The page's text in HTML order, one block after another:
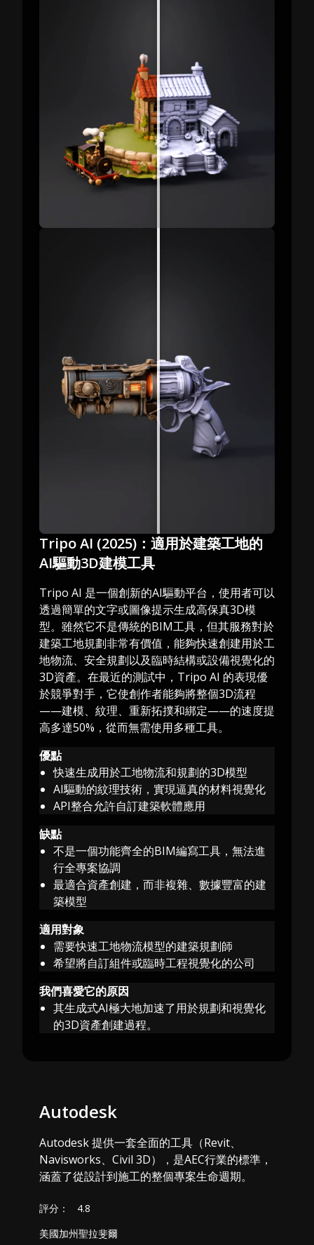
Tripo AI (2025)：適用於建築工地的
AI驅動3D建模工具
Tripo AI 是一個創新的AI驅動平台，使用者可以
透過簡單的文字或圖像提示生成高保真3D模
型。雖然它不是傳統的BIM工具，但其服務對於
建築工地規劃非常有價值，能夠快速創建用於工
地物流、安全規劃以及臨時結構或設備視覺化的
3D資產。在最近的測試中，Tripo AI 的表現優
於競爭對手，它使創作者能夠將整個3D流程
——建模、紋理、重新拓撲和綁定——的速度提
高多達50%，從而無需使用多種工具。
優點
快速生成用於工地物流和規劃的3D模型
AI驅動的紋理技術，實現逼真的材料視覺化
API整合允許自訂建築軟體應用
缺點
不是一個功能齊全的BIM編寫工具，無法進
行全專案協調
最適合資產創建，而非複雜、數據豐富的建
築模型
適用對象
需要快速工地物流模型的建築規劃師
希望將自訂組件或臨時工程視覺化的公司
我們喜愛它的原因
其生成式AI極大地加速了用於規劃和視覺化
的3D資產創建過程。
Autodesk
Autodesk 提供一套全面的工具（Revit、
Navisworks、Civil 3D），是AEC行業的標準，
涵蓋了從設計到施工的整個專案生命週期。
評分：
4.8
美國加州聖拉斐爾